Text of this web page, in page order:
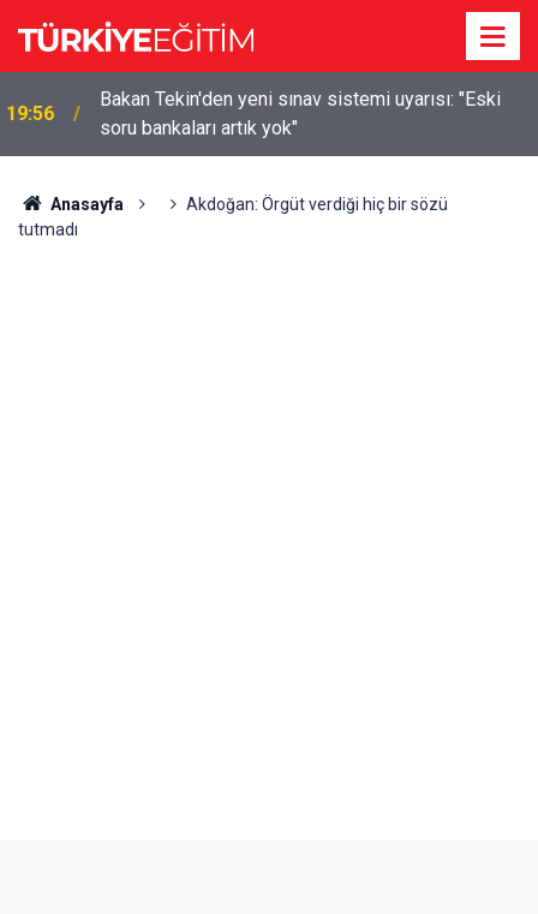
19:56
Bakan Tekin'den yeni sınav sistemi uyarısı: "Eski
soru bankaları artık yok"
Anasayfa
Akdoğan: Örgüt verdiği hiç bir sözü
tutmadı